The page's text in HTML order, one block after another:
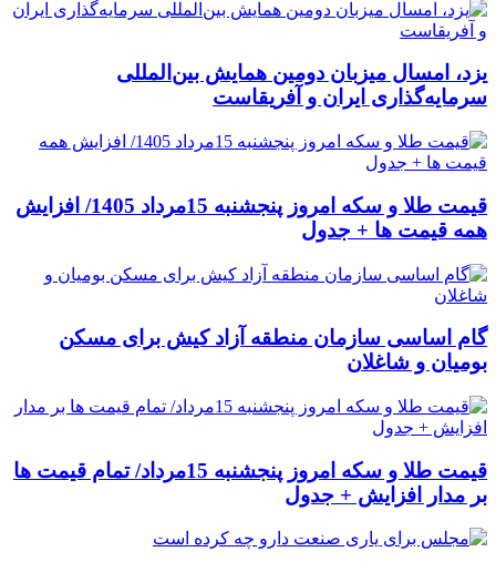
یزد، امسال میزبان دومین همایش بین‌المللی
سرمایه‌گذاری ایران و آفریقاست
قیمت طلا و سکه امروز پنجشنبه 15مرداد 1405/ افزایش
همه قیمت ها + جدول
گام اساسی سازمان منطقه آزاد کیش برای مسکن
بومیان و شاغلان
قیمت طلا و سکه امروز پنجشنبه 15مرداد/ تمام قیمت ها
بر مدار افزایش + جدول